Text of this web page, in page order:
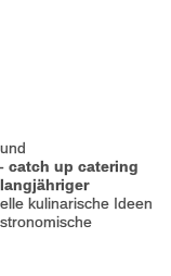
catch up catering
kulinarische Ideen